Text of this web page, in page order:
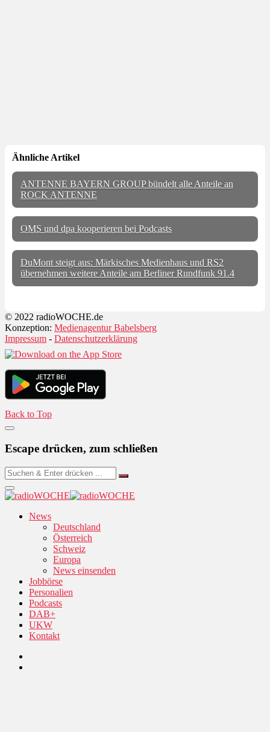
Ähnliche Artikel
ANTENNE BAYERN GROUP bündelt alle Anteile an
ROCK ANTENNE
OMS und dpa kooperieren bei Podcasts
DuMont steigt aus: Märkisches Medienhaus und RS2
übernehmen weitere Anteile am Berliner Rundfunk 91.4
© 2022 radioWOCHE.de
Konzeption: Medienagentur Babelsberg
Impressum - Datenschutzerklärung
Back to Top
Escape drücken, zum schließen
News
Deutschland
Österreich
Schweiz
Europa
News einsenden
Jobbörse
Personalien
Podcasts
DAB+
UKW
Kontakt